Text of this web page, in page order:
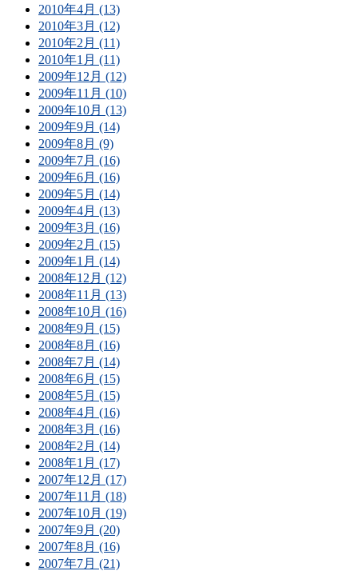
2010年4月 (13)
2010年3月 (12)
2010年2月 (11)
2010年1月 (11)
2009年12月 (12)
2009年11月 (10)
2009年10月 (13)
2009年9月 (14)
2009年8月 (9)
2009年7月 (16)
2009年6月 (16)
2009年5月 (14)
2009年4月 (13)
2009年3月 (16)
2009年2月 (15)
2009年1月 (14)
2008年12月 (12)
2008年11月 (13)
2008年10月 (16)
2008年9月 (15)
2008年8月 (16)
2008年7月 (14)
2008年6月 (15)
2008年5月 (15)
2008年4月 (16)
2008年3月 (16)
2008年2月 (14)
2008年1月 (17)
2007年12月 (17)
2007年11月 (18)
2007年10月 (19)
2007年9月 (20)
2007年8月 (16)
2007年7月 (21)